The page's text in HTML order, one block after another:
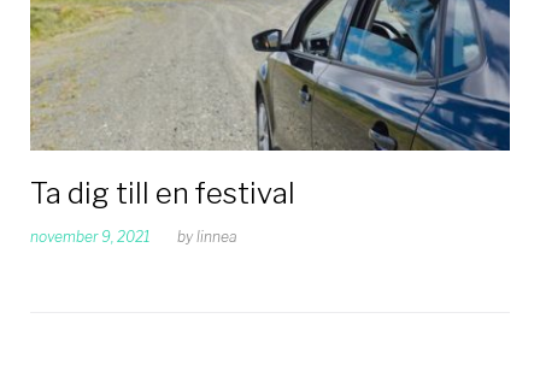
Ta dig till en festival
november 9, 2021 by linnea